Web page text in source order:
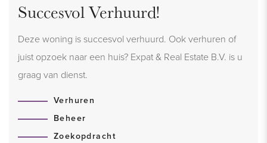
Succesvol Verhuurd!
Deze woning is succesvol verhuurd. Ook verhuren of
juist opzoek naar een huis? Expat & Real Estate B.V. is u
graag van dienst.
Verhuren
Beheer
Zoekopdracht